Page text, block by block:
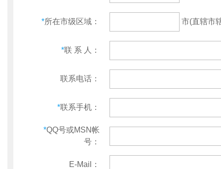
*所在市级区域： 市(直辖市
*联 系 人：
联系电话：
*联系手机：
*QQ号或MSN帐
号：
E-Mail：